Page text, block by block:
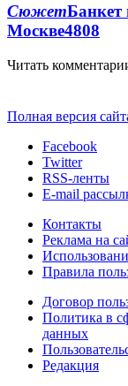
СюжетБанкет
Москве4808
Читать
Полная версия
Facebook
Twitter
RSS-ленты
E-mail
Контакты
Реклама на
Правила
Договор
Политика в
данных
Редакция